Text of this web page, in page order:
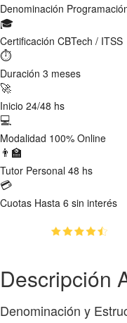
Denominación
🎓
Certificación CBTech / ITSS
⏱
Duración 3 meses
🚀
Inicio 24/48 hs
💻
Modalidad 100% Online
👨‍🏫
Tutor Personal 48 hs
💳
Cuotas Hasta 6 sin interés
Descripción
Denominación y